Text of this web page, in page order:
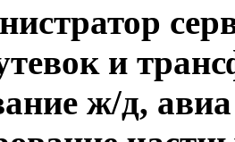
и
ж/д,